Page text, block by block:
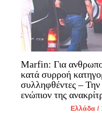
Marfin: Για
κατά συρροή
συλληφθέντες – Την
ενώπιον της
Ελλάδα /